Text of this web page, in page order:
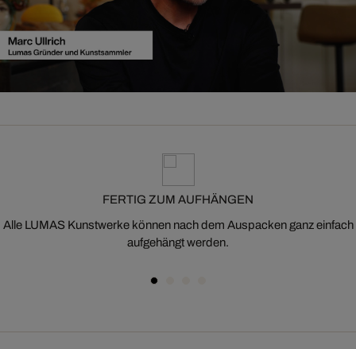
FERTIG ZUM AUFHÄNGEN
Alle LUMAS Kunstwerke können nach dem Auspacken ganz einfach
aufgehängt werden.